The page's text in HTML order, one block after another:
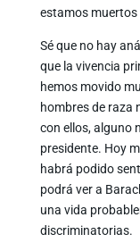
estamos
Sé que no hay
que la vivencia
hemos movido
hombres de raza
con ellos, alguno
presidente. Hoy
habrá podido
podrá ver a
una vida
discriminatorias.